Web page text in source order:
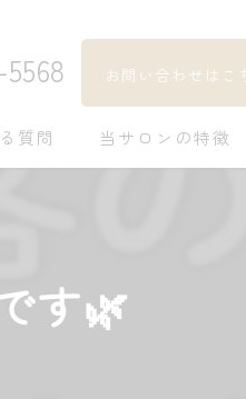
お問い合わせはこ
質問 当サロンの特徴
更年期
す🌿